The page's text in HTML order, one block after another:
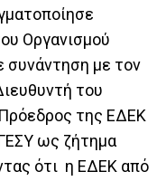
Οργανισμού
συνάντηση με τον
του
της ΕΔΕΚ
ως ζήτημα
ότι η ΕΔΕΚ από